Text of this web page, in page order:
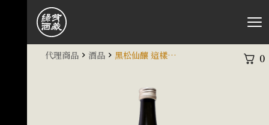
0
代理商品 酒品 黑松仙釀 這樣的夜晚 特別純米 鹿